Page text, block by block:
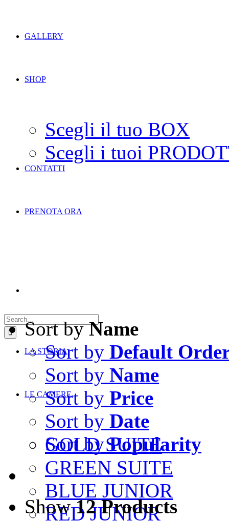
GALLERY
SHOP
Scegli il tuo BOX
Scegli i tuoi
CONTATTI
PRENOTA ORA
for:
LA STORIA
LE CAMERE
GOLD SUITE
GREEN SUITE
BLUE JUNIOR
RED JUNIOR
Sort byName
Sort by Default
Sort by Name
Sort by Price
Sort by Date
Sort byPopularity
Show12 Products